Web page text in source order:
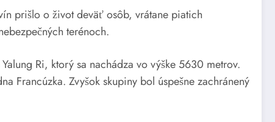
prišlo o život deväť osôb, vrátane piatich
terénoch.
Ri, ktorý sa nachádza vo výške 5630 metrov.
Francúzka. Zvyšok skupiny bol úspešne zachránený